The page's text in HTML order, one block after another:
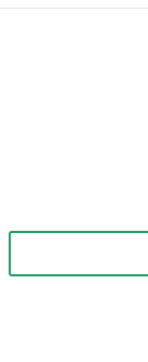
労継続支援Ａ型事業